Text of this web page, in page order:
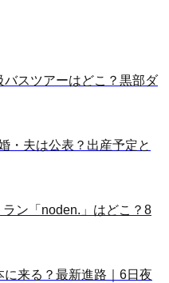
スツアーはどこ？黒部ダ
・夫は公表？出産予定と
ン「noden.」はどこ？8
来る？最新進路｜6日夜